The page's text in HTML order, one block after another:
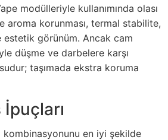
modülleriyle kullanımında olası
aroma korunması, termal stabilite,
görünüm. Ancak cam
düşme ve darbelere karşı
taşımada ekstra koruma
kombinasyonunu en iyi şekilde